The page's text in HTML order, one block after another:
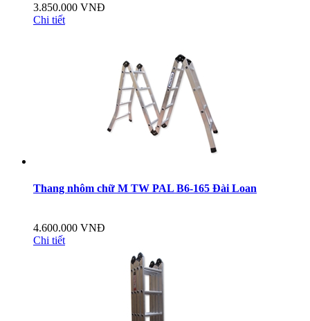
3.850.000 VNĐ
Chi tiết
Thang nhôm chữ M TW PAL B6-165 Đài Loan
4.600.000 VNĐ
Chi tiết